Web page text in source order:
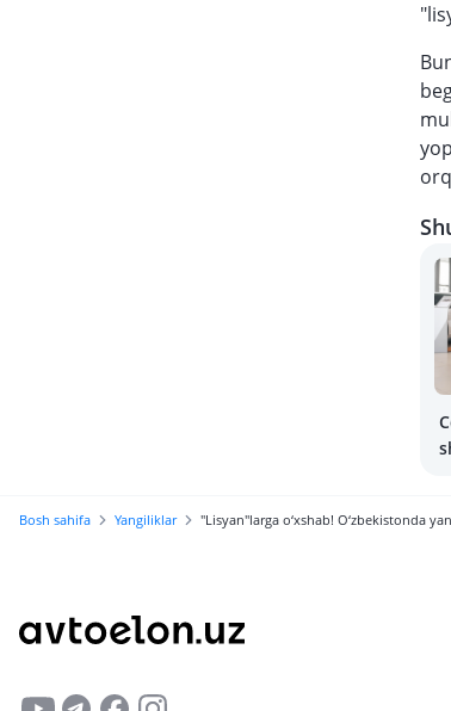
Bosh sahifa Yangiliklar "Lisyan"larga o‘xshab! O‘zbekistonda